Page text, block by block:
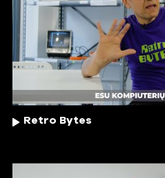
Retro Bytes